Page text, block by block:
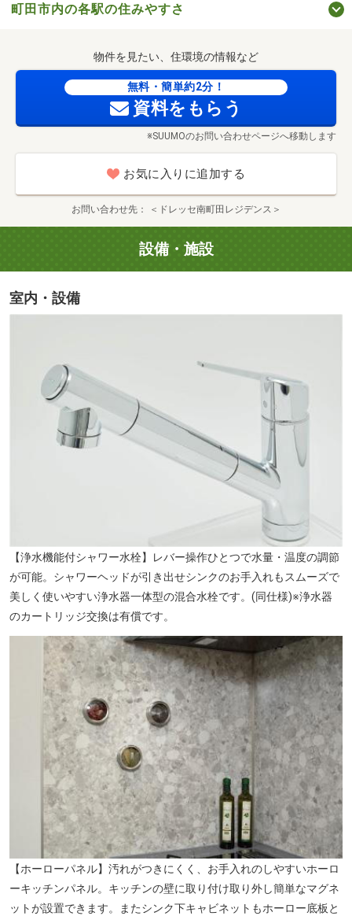
グランベリーパーク／医療モール（徒歩6分・約440m）
東京・湯河原温泉 万葉の湯[提供写真]（徒歩11分・約830m）
町田市内の各駅の住みやすさ
物件を見たい、住環境の情報など
無料・簡単約2分！
資料をもらう
※SUUMOのお問い合わせページへ移動します
お気に入りに追加する
お問い合わせ先 ＜ドレッセ南町田レジデンス＞
設備・施設
室内・設備
【浄水機能付シャワー水栓】レバー操作ひとつで水量・温度の調節
が可能。シャワーヘッドが引き出せシンクのお手入れもスムーズで
美しく使いやすい浄水器一体型の混合水栓です。(同仕様)※浄水器
のカートリッジ交換は有償です。
【ホーローパネル】汚れがつきにくく、お手入れのしやすいホーロ
ーキッチンパネル。キッチンの壁に取り付け取り外し簡単なマグネ
ットが設置できます。またシンク下キャビネットもホーロー底板と